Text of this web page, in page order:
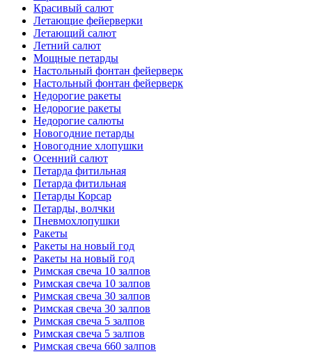
Красивый салют
Летающие фейерверки
Летающий салют
Летний салют
Мощные петарды
Настольный фонтан фейерверк
Настольный фонтан фейерверк
Недорогие ракеты
Недорогие ракеты
Недорогие салюты
Новогодние петарды
Новогодние хлопушки
Осенний салют
Петарда фитильная
Петарда фитильная
Петарды Корсар
Петарды, волчки
Пневмохлопушки
Ракеты
Ракеты на новый год
Ракеты на новый год
Римская свеча 10 залпов
Римская свеча 10 залпов
Римская свеча 30 залпов
Римская свеча 30 залпов
Римская свеча 5 залпов
Римская свеча 5 залпов
Римская свеча 660 залпов